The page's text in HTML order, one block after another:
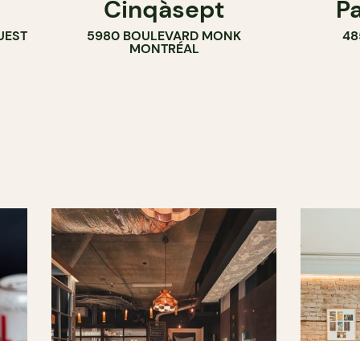
COMPTOIR
CAVISTE
Cinqàsept
5980 BOULEVARD MONK
MONTRÉAL
CAFÉ